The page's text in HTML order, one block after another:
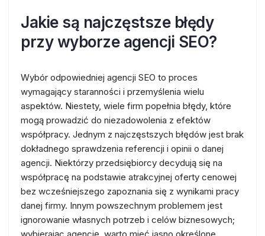
Jakie są najczęstsze błędy
przy wyborze agencji SEO?
Wybór odpowiedniej agencji SEO to proces
wymagający staranności i przemyślenia wielu
aspektów. Niestety, wiele firm popełnia błędy, które
mogą prowadzić do niezadowolenia z efektów
współpracy. Jednym z najczęstszych błędów jest brak
dokładnego sprawdzenia referencji i opinii o danej
agencji. Niektórzy przedsiębiorcy decydują się na
współpracę na podstawie atrakcyjnej oferty cenowej
bez wcześniejszego zapoznania się z wynikami pracy
danej firmy. Innym powszechnym problemem jest
ignorowanie własnych potrzeb i celów biznesowych;